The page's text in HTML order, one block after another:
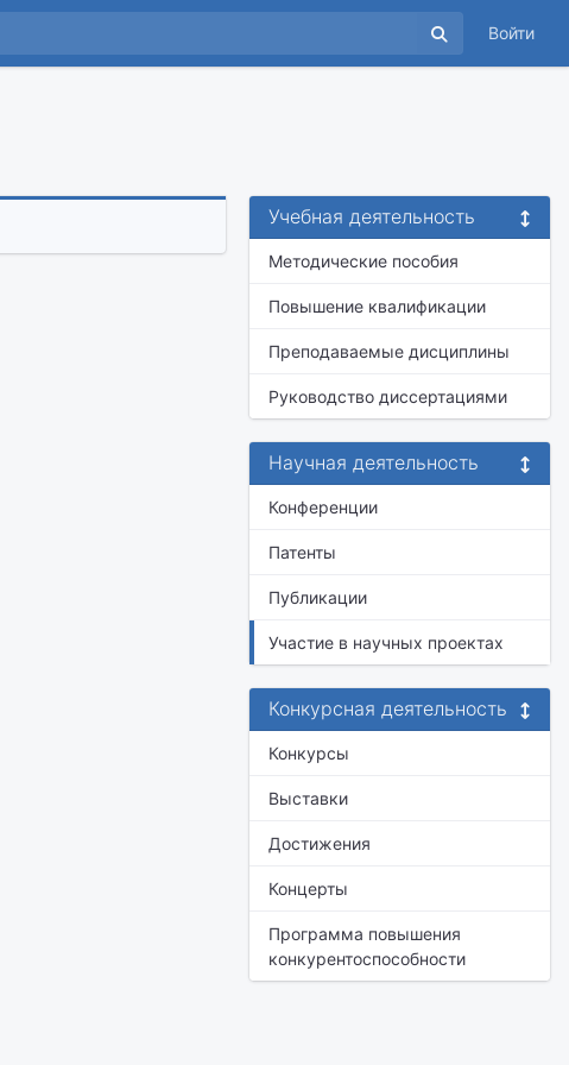
Войти
Учебная деятельность
Методические пособия
Повышение квалификации
Преподаваемые дисциплины
Руководство диссертациями
Научная деятельность
Конференции
Патенты
Публикации
Участие в научных проектах
Конкурсная деятельность
Конкурсы
Выставки
Достижения
Концерты
Программа повышения
конкурентоспособности